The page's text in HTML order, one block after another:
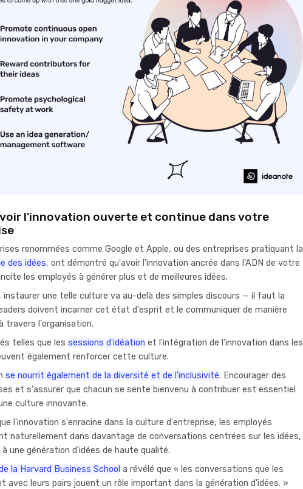
l'innovation ouverte et continue dans votre
renommées comme Google et Apple, ou des entreprises pratiquant la
des idées, ont démontré qu'avoir l'innovation ancrée dans l'ADN de votre
les employés à générer plus et de meilleures idées.
instaurer une telle culture va au-delà des simples discours — il faut la
doivent incarner cet état d'esprit et le communiquer de manière
travers l'organisation.
telles que les sessions d'idéation et l'intégration de l'innovation dans les
également renforcer cette culture.
se nourrit également de la diversité et de l'inclusivité. Encourager des
et s'assurer que chacun se sente bienvenu à contribuer est essentiel
culture innovante.
l'innovation s'enracine dans la culture d'entreprise, les employés
naturellement dans davantage de conversations centrées sur les idées,
une génération d'idées de haute qualité.
la Harvard Business School a révélé que « les conversations que les
avec leurs pairs jouent un rôle important dans la génération d'idées. »